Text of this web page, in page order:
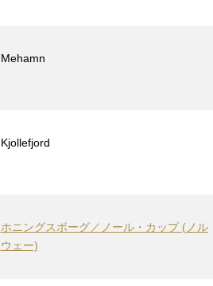
Mehamn
Kjollefjord
ホニングスボーグ／ノール・カップ (ノル
ウェー)